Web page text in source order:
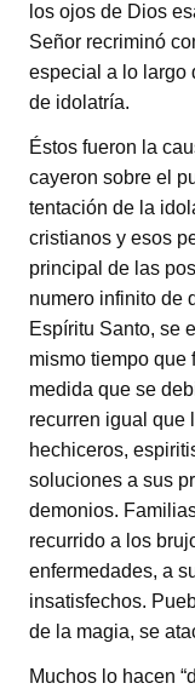
los ojos de Dios
Señor recriminó
especial a lo largo
de idolatría.
Éstos fueron la
cayeron sobre el
tentación de la
cristianos y esos
principal de las
numero infinito de
Espíritu Santo, se
mismo tiempo que
medida que se
recurren igual que
hechiceros,
soluciones a sus
demonios.
recurrido a los
enfermedades, a
insatisfechos.
de la magia, se
Muchos lo hacen